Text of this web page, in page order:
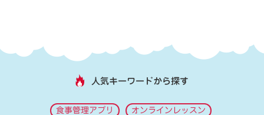
人気キーワードから探す
食事管理アプリ オンラインレッスン